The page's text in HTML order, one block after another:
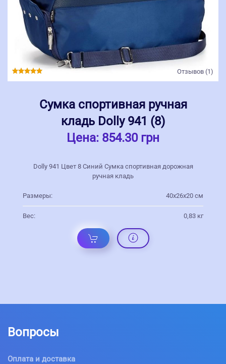
Отзывов (1)
Сумка спортивная ручная
кладь Dolly 941 (8)
Цена: 854.30 грн
Dolly 941 Цвет 8 Синий Сумка спортивная дорожная
ручная кладь
Размеры: 40х26х20 см
Вес: 0,83 кг
Вопросы
Оплата и доставка